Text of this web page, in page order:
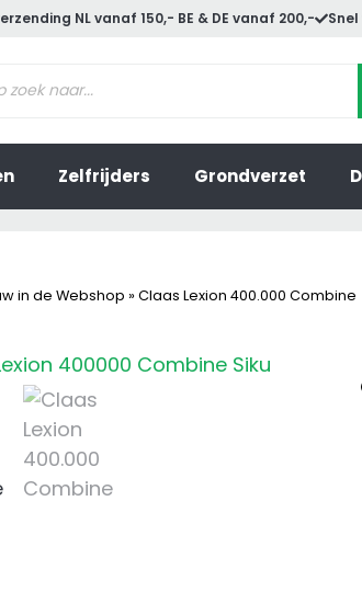
NL vanaf 150,- BE & DE vanaf 200,-
Zelfrijders Grondverzet
in de Webshop » Claas Lexion 400.000 Combine